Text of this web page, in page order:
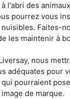
l'abri des
pourrez vous
Faites-
les maintenir à
nous
adéquates pour
pourraient
de marque.